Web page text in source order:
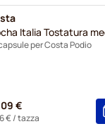
per Costa Podio
€
€/ tazza